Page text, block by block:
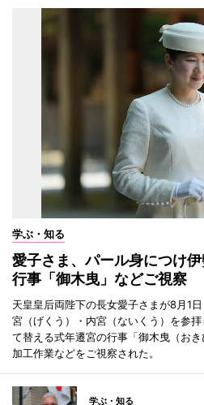
学ぶ・知る
愛子さま、パール身につけ
行事「御木曳」などご視察
天皇皇后両陛下の長女愛子さまが8月1
宮（げくう）・内宮（ないくう）を参
て替える式年遷宮の行事「御木曳（お
加工作業などをご視察された。
学ぶ・知る